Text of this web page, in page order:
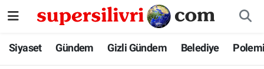
Siyaset Gündem Gizli Gündem Belediye
Siyaset
İstanbul Nöbetçi Eczaneler